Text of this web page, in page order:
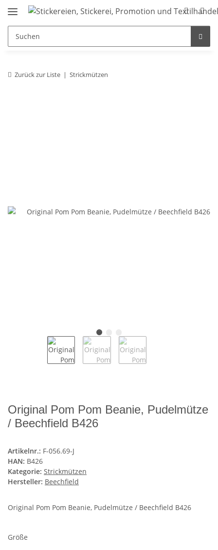
Zurück zur Liste Strickmützen
Original Pom Pom Beanie, Pudelmütze
/ Beechfield B426
Artikelnr.: F-056.69-J
HAN: B426
Kategorie: Strickmützen
Hersteller: Beechfield
Original Pom Pom Beanie, Pudelmütze / Beechfield B426
Größe